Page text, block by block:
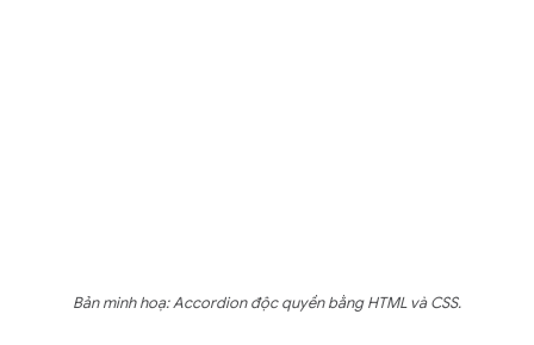
Bản minh hoạ: Accordion độc quyền bằng HTML và CSS.